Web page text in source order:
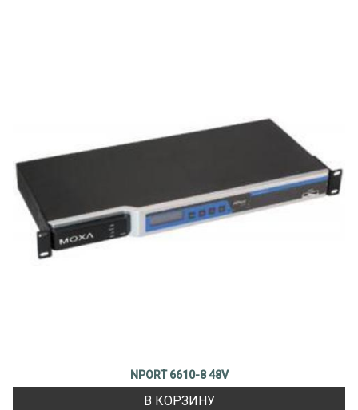
NPORT 6610-8 48V
В КОРЗИНУ